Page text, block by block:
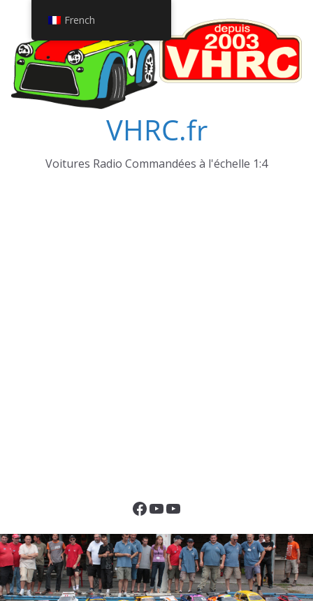
contenu
VHRC.fr
Voitures Radio Commandées à l'échelle 1:4
Facebook
YouTube
YouTube
French